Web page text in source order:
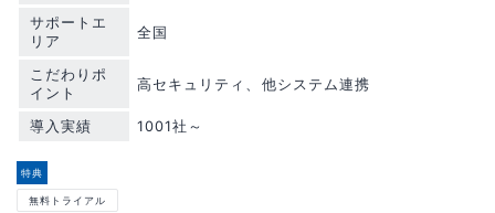
サポートエ
リア
全国
こだわりポ
イント
高セキュリティ、他システム連携
導入実績 1001社～
特典
無料トライアル